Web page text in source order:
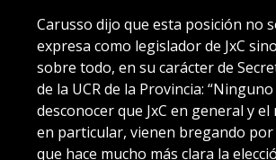
Carusso dijo que esta posición no
expresa como legislador de JxC
sobre todo, en su carácter de
de la UCR de la Provincia:
desconocer que JxC en general y el
en particular, vienen bregando
que hace mucho más clara la